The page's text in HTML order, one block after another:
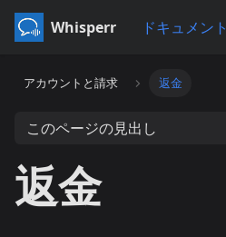
Whisperr ドキュメント
アカウントと請求 返金
このページの見出し
返金